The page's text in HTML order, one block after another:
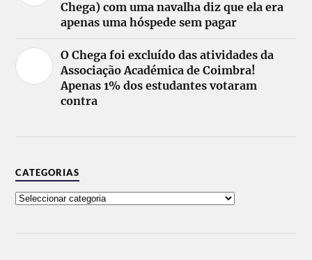
Chega) com uma navalha diz que ela era
apenas uma hóspede sem pagar
O Chega foi excluído das atividades da
Associação Académica de Coimbra!
Apenas 1% dos estudantes votaram
contra
CATEGORIAS